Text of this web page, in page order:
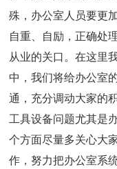
殊，办公室人员要更
自重、自励，正确处
从业的关口。在这里
中，我们将给办公室
通，充分调动大家的
工具设备问题尤其是
个方面尽量多关心大
作，努力把办公室系